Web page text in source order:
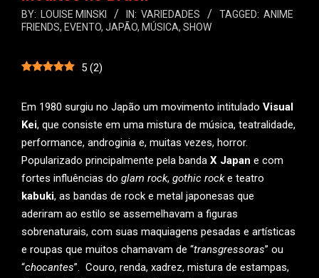
BY: LOUISE MINSKI IN: VARIEDADES TAGGED: ANIME
FRIENDS, EVENTO, JAPÃO, MÚSICA, SHOW
5 (2)
Em 1980 surgiu no Japão um movimento intitulado Visual
Kei, que consiste em uma mistura de música, teatralidade,
performance, androginia e, muitas vezes, horror.
Popularizado principalmente pela banda X Japan e com
fortes influências do glam rock, gothic rocke teatro
kabuki, as bandas de rock e metal japonesas que
aderiram ao estilo se assemelhavam a figuras
sobrenaturais, com suas maquiagens pesadas e artísticas
e roupas que muitos chamavam de “transgressoras” ou
“chocantes”. Couro, renda, xadrez, mistura de estampas,